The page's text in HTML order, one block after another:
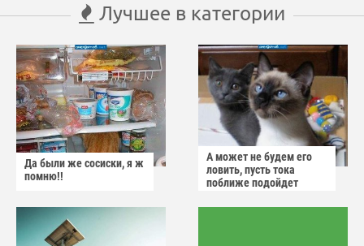
Лучшее в категории
Да были же сосиски, я ж
помню!!
А может не будем его
ловить, пусть тока
поближе подойдет